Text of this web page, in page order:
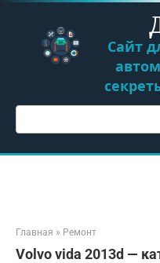
Перейти
контенту
Сайт
Поиск:
Главная » Ремонт
Volvo vida 2013d —